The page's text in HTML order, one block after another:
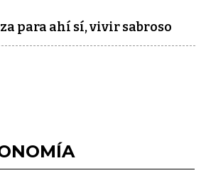
para ahí sí, vivir sabroso